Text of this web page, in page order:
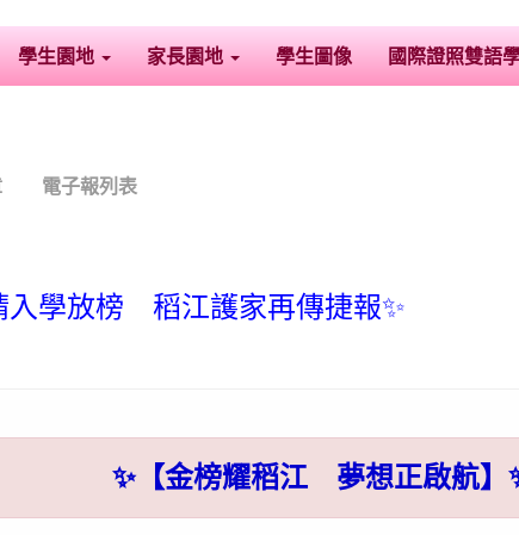
學生園地 家長園地 學生圖像 國際證照雙語
電子報列表
入學放榜 稻江護家再傳捷報✨
✨【金榜耀稻江 夢想正啟航】